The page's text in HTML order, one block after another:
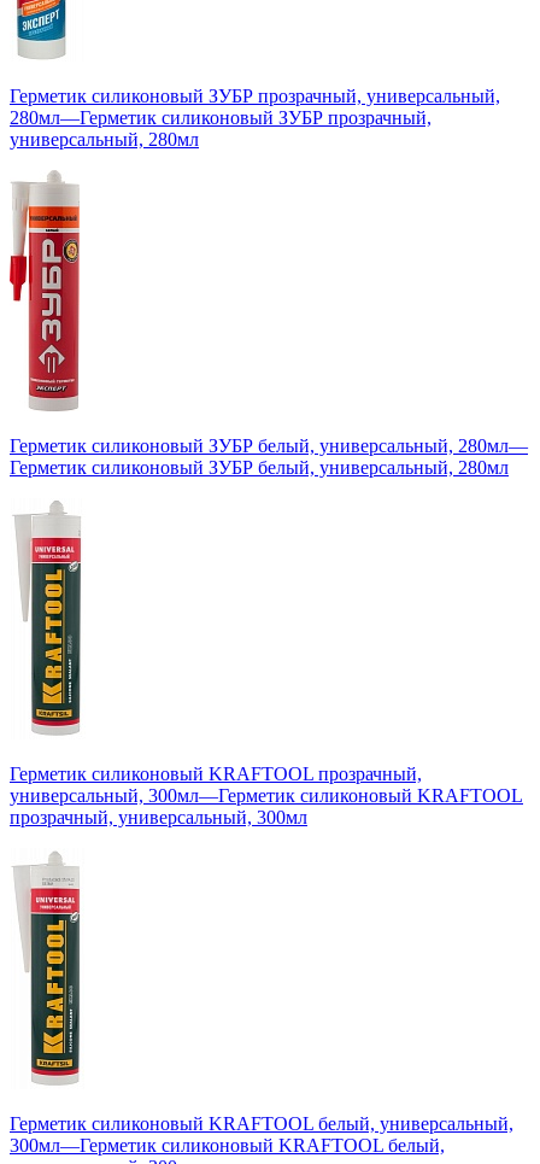
Герметик силиконовый ЗУБР прозрачный, универсальный,
280мл—Герметик силиконовый ЗУБР прозрачный,
универсальный, 280мл
Герметик силиконовый ЗУБР белый, универсальный, 280мл—
Герметик силиконовый ЗУБР белый, универсальный, 280мл
Герметик силиконовый KRAFTOOL прозрачный,
универсальный, 300мл—Герметик силиконовый KRAFTOOL
прозрачный, универсальный, 300мл
Герметик силиконовый KRAFTOOL белый, универсальный,
300мл—Герметик силиконовый KRAFTOOL белый,